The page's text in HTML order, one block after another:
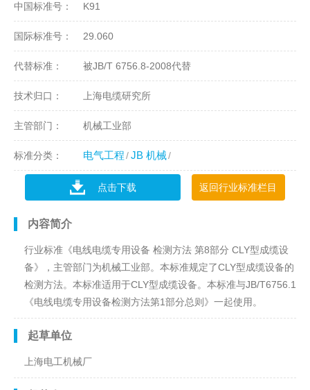
中国标准号： K91
国际标准号： 29.060
代替标准： 被JB/T 6756.8-2008代替
技术归口： 上海电缆研究所
主管部门： 机械工业部
标准分类： 电气工程 JB 机械
点击下载 返回行业标准栏目
内容简介
行业标准《电线电缆专用设备 检测方法 第8部分 CLY型成缆设
备》，主管部门为机械工业部。本标准规定了CLY型成缆设备的
检测方法。本标准适用于CLY型成缆设备。本标准与JB/T6756.1
《电线电缆专用设备检测方法第1部分总则》一起使用。
起草单位
上海电工机械厂